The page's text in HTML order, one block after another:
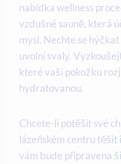
nabídka wellness
vzdušné sauně, která
mysl. Nechte se
uvolní svaly.
které vaši pokožku
hydratovanou.
Chcete-li potěšit své
lázeňském centru těšit
vám bude připravena